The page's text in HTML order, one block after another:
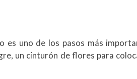
es uno de los pasos más
un cinturón de flores para